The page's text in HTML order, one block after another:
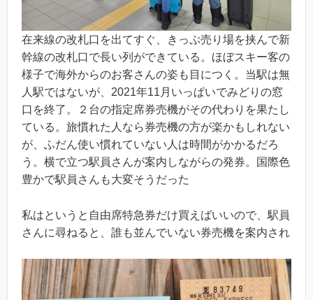
在来線の改札口を出てすぐ、きっぷ売り場を挟んで新
幹線の改札口で長い列ができている。ほぼスキー客の
様子で海外からのお客さんの姿も目につく。当駅は無
人駅ではないが、2021年11月いっぱいでみどりの窓
口を終了。２台の指定席券売機がその代わりを果たし
ている。旅慣れた人なら券売機の方が楽かもしれない
が、ふだん使い慣れていない人は時間がかかるだろ
う。横で立つ駅員さんが案内しながらの発券。国際色
豊かで駅員さんも大変そうだった
私はというと自由席特急券だけ買えばいいので、駅員
さんに尋ねると、誰も並んでいない券売機を案内され